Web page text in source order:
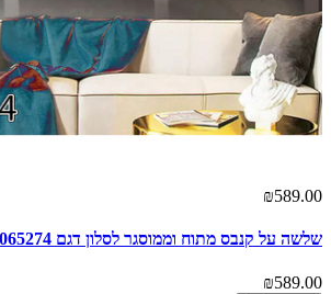
₪589.00
שלשה על קנבס מתוח וממוסגר לסלון דגם 4065274
₪589.00